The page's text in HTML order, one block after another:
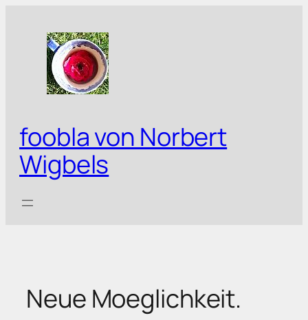
springen
foobla von Norbert
Wigbels
Neue Moeglichkeit.